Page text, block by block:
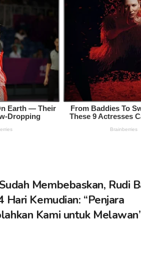
Membebaskan, Rudi
Hari Kemudian: “Penjara
Kami untuk